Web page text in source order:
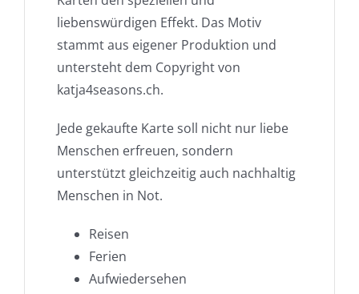
liebenswürdigen Effekt. Das Motiv
stammt aus eigener Produktion und
untersteht dem Copyright von
katja4seasons.ch.
Jede gekaufte Karte soll nicht nur liebe
Menschen erfreuen, sondern
unterstützt gleichzeitig auch nachhaltig
Menschen in Not.
Reisen
Ferien
Aufwiedersehen